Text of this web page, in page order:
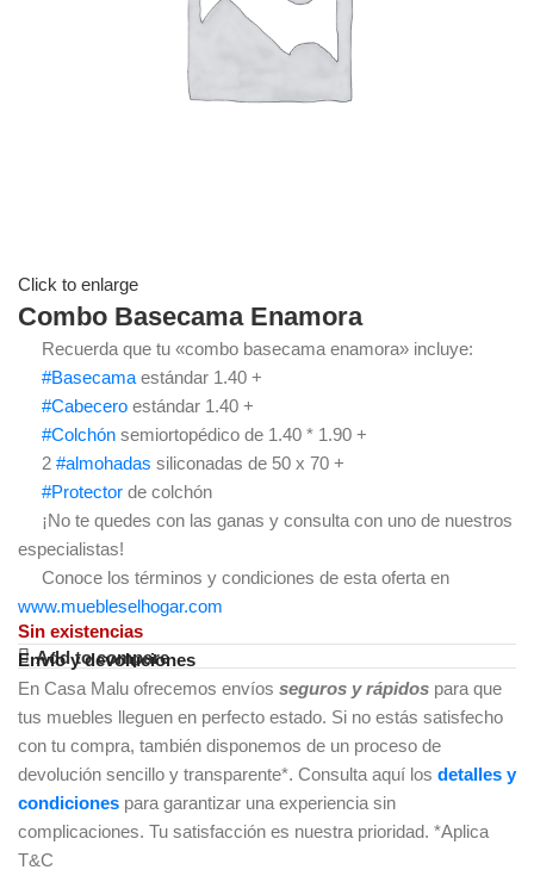
Click to enlarge
Combo Basecama Enamora
Recuerda que tu «combo basecama enamora» incluye:
#Basecama estándar 1.40 +
#Cabecero estándar 1.40 +
#Colchón semiortopédico de 1.40 * 1.90 +
2 #almohadas siliconadas de 50 x 70 +
#Protector de colchón
¡No te quedes con las ganas y consulta con uno de nuestros
especialistas!
Conoce los términos y condiciones de esta oferta en
www.muebleselhogar.com
Sin existencias
Add to compare
Envío y devoluciones
En Casa Malu ofrecemos envíos seguros y rápidos para que
tus muebles lleguen en perfecto estado. Si no estás satisfecho
con tu compra, también disponemos de un proceso de
devolución sencillo y transparente*. Consulta aquí los detalles y
condiciones para garantizar una experiencia sin
complicaciones. Tu satisfacción es nuestra prioridad. *Aplica
T&C